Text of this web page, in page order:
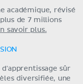
académique, révisé
de 7 millions
savoir plus.
sûr
diversifiée, une